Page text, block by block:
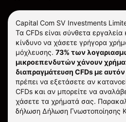
Capital Com SV Investments
Τα CFDs είναι σύνθετα
κίνδυνο να χάσετε γρήγορα
μόχλευσης. 73% των
μικροεπενδυτών χάνουν
διαπραγμάτευση CFDs με
πρέπει να εξετάσετε αν
CFDs και αν μπορείτε να
χάσετε τα χρήματά σας.
δήλωση Δήλωση Γνωστοποίησης